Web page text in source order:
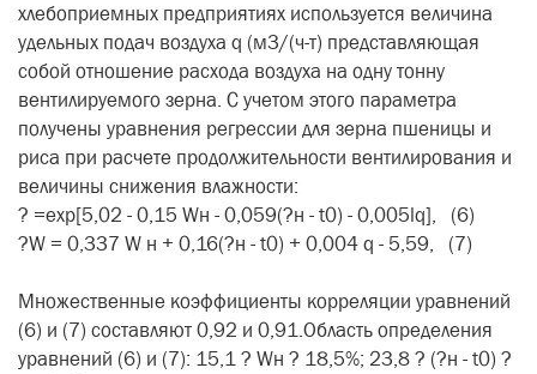
хлебоприемных предприятиях используется величина
удельных подач воздуха q (м3/(ч-т) представляющая
собой отношение расхода воздуха на одну тонну
вентилируемого зерна. С учетом этого параметра
получены уравнения регрессии для зерна пшеницы и
риса при расчете продолжительности вентилирования и
величины снижения влажности:
? =ехр[5,02 - 0,15 Wн - 0,059(?н - t0) - 0,005lq], (6)
?W = 0,337 W н + 0,16(?н - t0) + 0,004 q - 5,59, (7)
Множественные коэффициенты корреляции уравнений
(6) и (7) составляют 0,92 и 0,91.Область определения
уравнений (6) и (7): 15,1 ? Wн ? 18,5%; 23,8 ? (?н - t0) ?